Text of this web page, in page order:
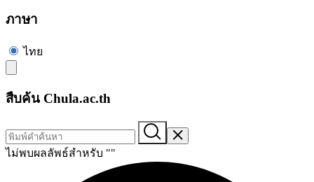
ภาษา
ไทย
สืบค้น Chula.ac.th
ไม่พบผลลัพธ์สำหรับ ""